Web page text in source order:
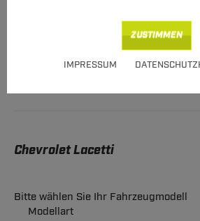
IMPRESSUM
ZUSTIMMEN
Anhängerkupplung und
Chevrolet Lacetti finden.
Chevrolet Lacetti
Bitte wählen Sie Ihr Fahrzeugmodell
Modellart